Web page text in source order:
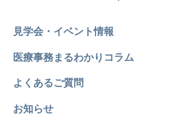
見学会・イベント情報
医療事務まるわかりコラム
よくあるご質問
お知らせ